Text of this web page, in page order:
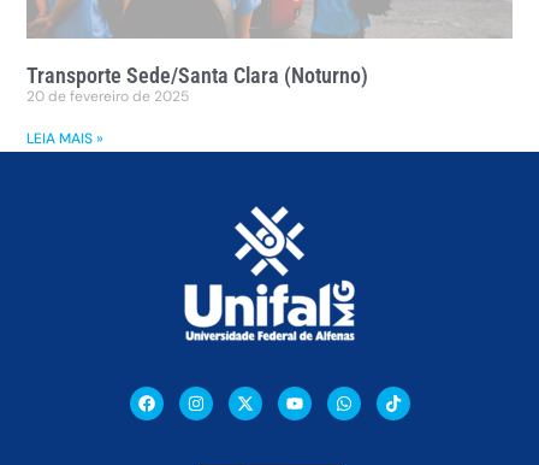
Transporte Sede/Santa Clara (Noturno)
20 de fevereiro de 2025
LEIA MAIS »